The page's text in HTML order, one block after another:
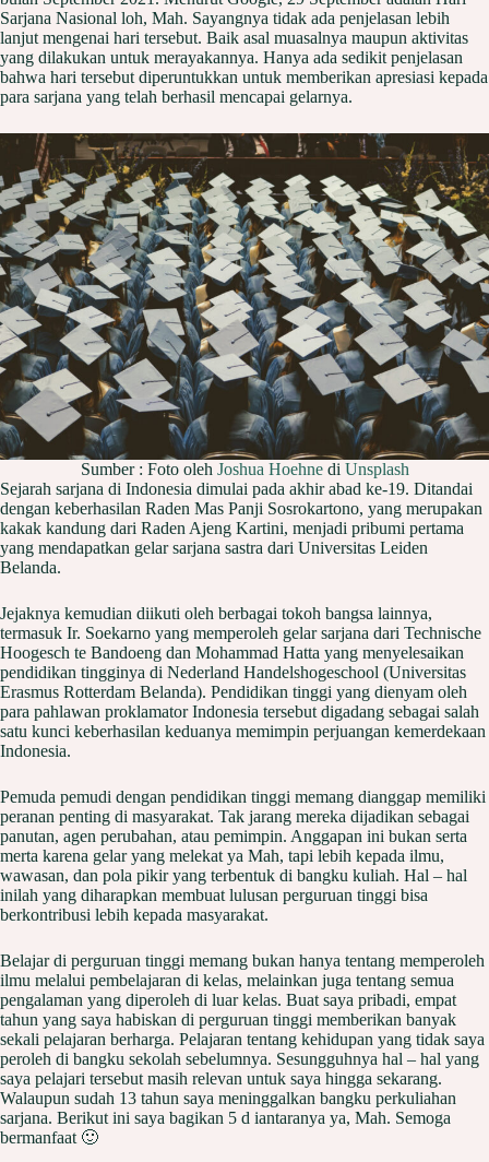
Sarjana Nasional loh, Mah. Sayangnya tidak ada penjelasan lebih
lanjut mengenai hari tersebut. Baik asal muasalnya maupun aktivitas
yang dilakukan untuk merayakannya. Hanya ada sedikit penjelasan
bahwa hari tersebut diperuntukkan untuk memberikan apresiasi kepada
para sarjana yang telah berhasil mencapai gelarnya.
Sumber : Foto oleh Joshua Hoehnedi Unsplash
Sejarah sarjana di Indonesia dimulai pada akhir abad ke-19. Ditandai
dengan keberhasilan Raden Mas Panji Sosrokartono, yang merupakan
kakak kandung dari Raden Ajeng Kartini, menjadi pribumi pertama
yang mendapatkan gelar sarjana sastra dari Universitas Leiden
Belanda.
Jejaknya kemudian diikuti oleh berbagai tokoh bangsa lainnya,
termasuk Ir. Soekarno yang memperoleh gelar sarjana dari Technische
Hoogesch te Bandoeng dan Mohammad Hatta yang menyelesaikan
pendidikan tingginya di Nederland Handelshogeschool (Universitas
Erasmus Rotterdam Belanda). Pendidikan tinggi yang dienyam oleh
para pahlawan proklamator Indonesia tersebut digadang sebagai salah
satu kunci keberhasilan keduanya memimpin perjuangan kemerdekaan
Indonesia.
Pemuda pemudi dengan pendidikan tinggi memang dianggap memiliki
peranan penting di masyarakat. Tak jarang mereka dijadikan sebagai
panutan, agen perubahan, atau pemimpin. Anggapan ini bukan serta
merta karena gelar yang melekat ya Mah, tapi lebih kepada ilmu,
wawasan, dan pola pikir yang terbentuk di bangku kuliah. Hal – hal
inilah yang diharapkan membuat lulusan perguruan tinggi bisa
berkontribusi lebih kepada masyarakat.
Belajar di perguruan tinggi memang bukan hanya tentang memperoleh
ilmu melalui pembelajaran di kelas, melainkan juga tentang semua
pengalaman yang diperoleh di luar kelas. Buat saya pribadi, empat
tahun yang saya habiskan di perguruan tinggi memberikan banyak
sekali pelajaran berharga. Pelajaran tentang kehidupan yang tidak saya
peroleh di bangku sekolah sebelumnya. Sesungguhnya hal – hal yang
saya pelajari tersebut masih relevan untuk saya hingga sekarang.
Walaupun sudah 13 tahun saya meninggalkan bangku perkuliahan
sarjana. Berikut ini saya bagikan 5 d iantaranya ya, Mah. Semoga
bermanfaat 🙂